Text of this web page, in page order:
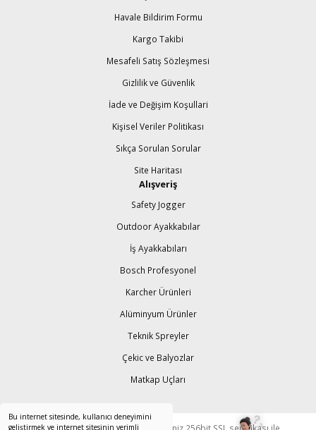
Bu internet sitesinde, kullanıcı deneyimini
geliştirmek ve internet sitesinin verimli
Havale Bildirim Formu
Kargo Takibi
Mesafeli Satış Sözleşmesi
Gizlilik ve Güvenlik
İade ve Değişim Koşullari
Kişisel Veriler Politikası
Sıkça Sorulan Sorular
Site Haritası
Alışveriş
Safety Jogger
Outdoor Ayakkabılar
İş Ayakkabıları
Bosch Profesyonel
Karcher Ürünleri
Alüminyum Ürünler
Teknik Spreyler
Çekic ve Balyozlar
Matkap Uçları